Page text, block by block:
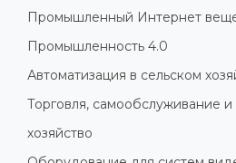
Промышленный Интернет
Промышленность 4.0
Автоматизация в сельском
Торговля, самообслуживание и
хозяйство